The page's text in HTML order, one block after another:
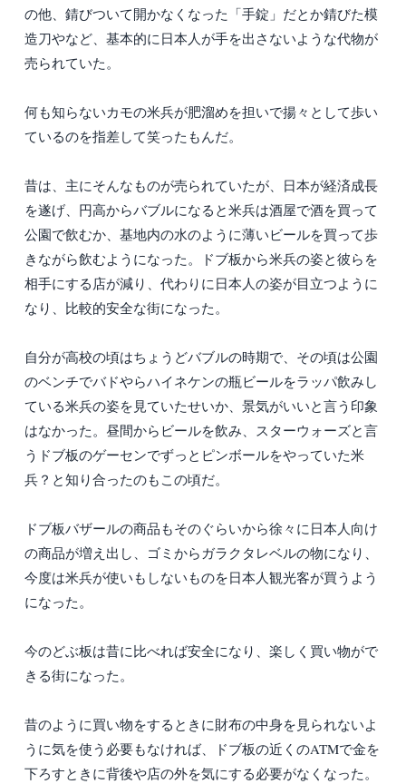
の他、錆びついて開かなくなった「手錠」だとか錆びた模
造刀やなど、基本的に日本人が手を出さないような代物が
売られていた。
何も知らないカモの米兵が肥溜めを担いで揚々として歩い
ているのを指差して笑ったもんだ。
昔は、主にそんなものが売られていたが、日本が経済成長
を遂げ、円高からバブルになると米兵は酒屋で酒を買って
公園で飲むか、基地内の水のように薄いビールを買って歩
きながら飲むようになった。ドブ板から米兵の姿と彼らを
相手にする店が減り、代わりに日本人の姿が目立つように
なり、比較的安全な街になった。
自分が高校の頃はちょうどバブルの時期で、その頃は公園
のベンチでバドやらハイネケンの瓶ビールをラッパ飲みし
ている米兵の姿を見ていたせいか、景気がいいと言う印象
はなかった。昼間からビールを飲み、スターウォーズと言
うドブ板のゲーセンでずっとピンボールをやっていた米
兵？と知り合ったのもこの頃だ。
ドブ板バザールの商品もそのぐらいから徐々に日本人向け
の商品が増え出し、ゴミからガラクタレベルの物になり、
今度は米兵が使いもしないものを日本人観光客が買うよう
になった。
今のどぶ板は昔に比べれば安全になり、楽しく買い物がで
きる街になった。
昔のように買い物をするときに財布の中身を見られないよ
うに気を使う必要もなければ、ドブ板の近くのATMで金を
下ろすときに背後や店の外を気にする必要がなくなった。